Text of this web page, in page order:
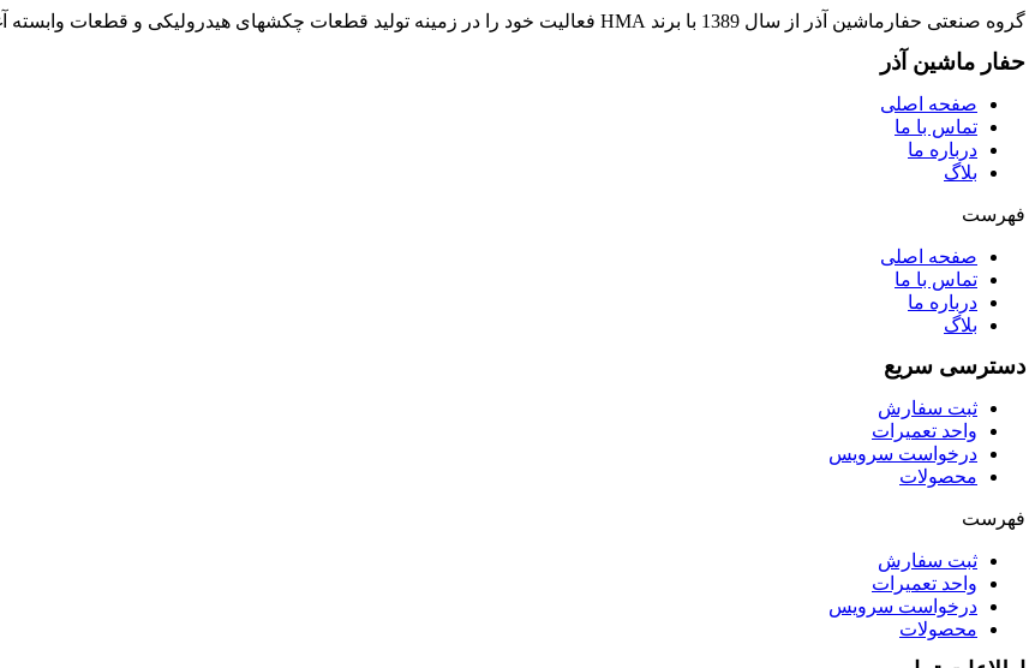
گروه صنعتی حفارماشین آذر از سال 1389 با برند HMA فعالیت خود را در زمینه تولید قطعات چکشهای هیدرولیکی و قطعات وابسته آغاز نمود.
حفار ماشین آذر
صفحه اصلی
تماس با ما
درباره ما
بلاگ
فهرست
صفحه اصلی
تماس با ما
درباره ما
بلاگ
دسترسی سریع
ثبت سفارش
واحد تعمیرات
درخواست سرویس
محصولات
فهرست
ثبت سفارش
واحد تعمیرات
درخواست سرویس
محصولات